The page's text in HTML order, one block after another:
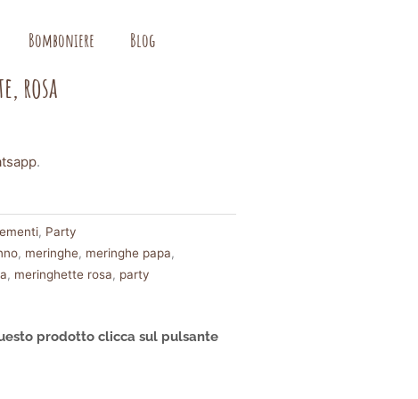
Bomboniere Blog
rosa
.
, Party
, meringhe, meringhe papa,
, meringhette rosa, party
prodotto clicca sul pulsante